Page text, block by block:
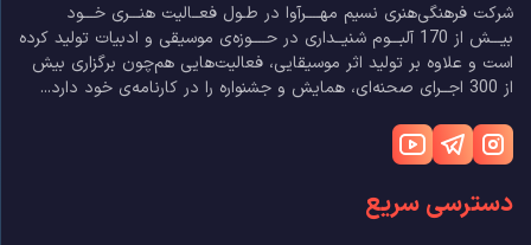
شرکت فرهنگی‌هنری نسیم مهــــرآوا در طـول فعــالیت هنـــری خـــود
بیـــش از 170 آلبـــوم شنیــداری در حــــوزه‌ی موسیقی و ادبیات تولید کرده
است و علاوه بر تولید اثر موسیقایی، فعالیت‌هایی هم‌چون برگزاری بیش
از 300 اجــرای صحنه‌ای، همایش و جشنواره را در کارنامه‌ی خود دارد...
دسترسی سریع